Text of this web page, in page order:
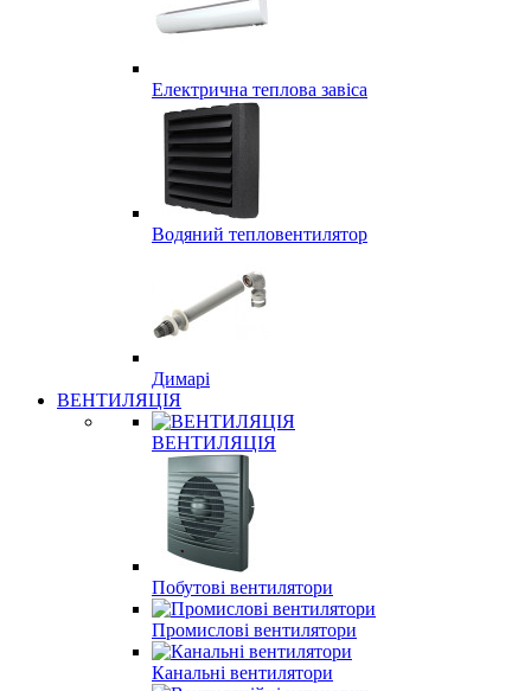
Електрична теплова завіса
Водяний тепловентилятор
Димарі
ВЕНТИЛЯЦІЯ
ВЕНТИЛЯЦІЯ
Побутові вентилятори
Промислові вентилятори
Канальні вентилятори